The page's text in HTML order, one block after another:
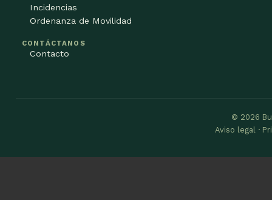
Incidencias
Ordenanza de Movilidad
CONTÁCTANOS
Contacto
© 2026
Aviso legal ·